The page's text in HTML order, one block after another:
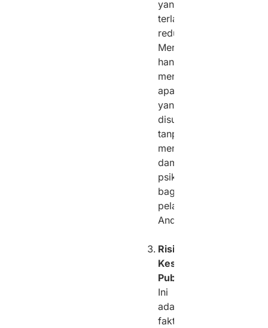
yang
terlalu
redup.
Mereka
hanya
mengerjakan
apa
yang
disuruh,
tanpa
memikirkan
dampak
psikologisnya
bagi
pelanggan
Anda.
Risiko
Keselamatan
Publik:
Ini
adalah
faktor